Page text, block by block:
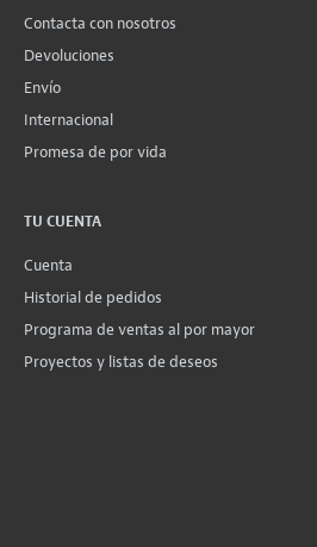
Contacta con nosotros
Devoluciones
Envío
Internacional
Promesa de por vida
TU CUENTA
Cuenta
Historial de pedidos
Programa de ventas al por mayor
Proyectos y listas de deseos